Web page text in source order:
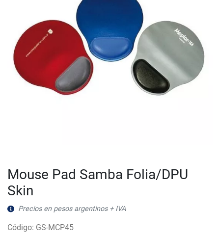
Mouse Pad Samba Folia/DPU
Skin
Precios en pesos argentinos + IVA
Código: GS-MCP45